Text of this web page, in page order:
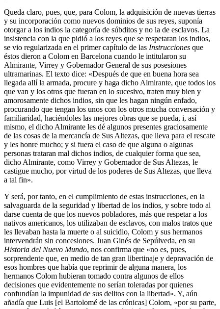
Queda claro, pues, que, para Colom, la adquisición de nuevas tierras
y su incorporación como nuevos dominios de sus reyes, suponía
otorgar a los indios la categoría de súbditos y no la de esclavos. La
insistencia con la que pidió a los reyes que se respetaran los indios,
se vio regularizada en el primer capítulo de las Instrucciones que
éstos dieron a Colom en Barcelona cuando le intitularon su
Almirante, Virrey y Gobernador General de sus posesiones
ultramarinas. El texto dice: «Después de que en buena hora sea
llegada allí la armada, procure y haga dicho Almirante, que todos los
que van y los otros que fueran en lo sucesivo, traten muy bien y
amorosamente dichos indios, sin que les hagan ningún enfado,
procurando que tengan los unos con los otros mucha conversación y
familiaridad, haciéndoles las mejores obras que se pueda, i, así
mismo, el dicho Almirante les dé algunos presentes graciosamente
de las cosas de la mercancía de Sus Altezas, que lleva para el rescate
y les honre mucho; y si fuera el caso de que alguna o algunas
personas trataran mal dichos indios, de cualquier forma que sea,
dicho Almirante, como Virrey y Gobernador de Sus Altezas, le
castigue mucho, por virtud de los poderes de Sus Altezas, que lleva
a tal fin».
Y será, por tanto, en el cumplimiento de estas instrucciones, en la
salvaguarda de la seguridad y libertad de los indios, y sobre todo al
darse cuenta de que los nuevos pobladores, más que respetar a los
nativos americanos, los utilizaban de esclavos, con malos tratos que
les llevaban hasta la muerte o al suicidio, Colom y sus hermanos
intervendrán sin concesiones. Juan Ginés de Sepúlveda, en su
Historia del Nuevo Mundo, nos confirma que «no es, pues,
sorprendente que, en medio de tan gran libertinaje y depravación de
esos hombres que había que reprimir de alguna manera, los
hermanos Colom hubieran tomado contra algunos de ellos
decisiones que evidentemente no serían toleradas por quienes
confundían la impunidad de sus delitos con la libertad». Y, aún
añadía que Luis [el Bartolomé de las crónicas] Colom, «por su parte,